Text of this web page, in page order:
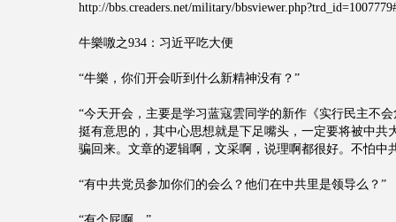
http://bbs.creaders.net/military/
牛樂噭之934：习近平吃大便
“牛樂，你们开会听到什么新精神没有？”
“今天开会，主要是学习蓝寇雲同学的新作《实行民主不
挺有意思的，其中心思想就是下足嘴头，一定要将被中共
骗回来。文章的逻辑啊，文采啊，说理啊都很好。不怕中
“有中共党员参加你们的会么？他们在中共里是领导么？”